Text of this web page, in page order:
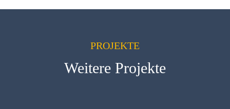
PROJEKTE
Weitere Projekte